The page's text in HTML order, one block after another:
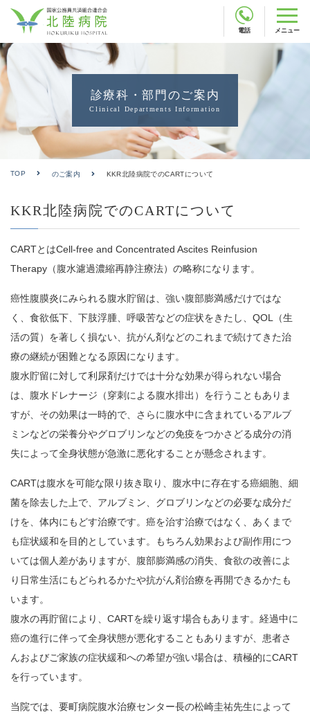
電話 メニュー
診療科・部門のご案内
Clinical Departments Information
TOP のご案内 KKR北陸病院でのCARTについて
KKR北陸病院でのCARTについて
CARTとはCell-free and Concentrated Ascites Reinfusion
Therapy（腹水濾過濃縮再静注療法）の略称になります。
癌性腹膜炎にみられる腹水貯留は、強い腹部膨満感だけではな
く、食欲低下、下肢浮腫、呼吸苦などの症状をきたし、QOL（生
活の質）を著しく損ない、抗がん剤などのこれまで続けてきた治
療の継続が困難となる原因になります。
腹水貯留に対して利尿剤だけでは十分な効果が得られない場合
は、腹水ドレナージ（穿刺による腹水排出）を行うこともありま
すが、その効果は一時的で、さらに腹水中に含まれているアルブ
ミンなどの栄養分やグロブリンなどの免疫をつかさどる成分の消
失によって全身状態が急激に悪化することが懸念されます。
CARTは腹水を可能な限り抜き取り、腹水中に存在する癌細胞、細
菌を除去した上で、アルブミン、グロブリンなどの必要な成分だ
けを、体内にもどす治療です。癌を治す治療ではなく、あくまで
も症状緩和を目的としています。もちろん効果および副作用につ
いては個人差がありますが、腹部膨満感の消失、食欲の改善によ
り日常生活にもどられるかたや抗がん剤治療を再開できるかたも
います。
腹水の再貯留により、CARTを繰り返す場合もあります。経過中に
癌の進行に伴って全身状態が悪化することもありますが、患者さ
んおよびご家族の症状緩和への希望が強い場合は、積極的にCART
を行っています。
当院では、要町病院腹水治療センター長の松崎圭祐先生によって